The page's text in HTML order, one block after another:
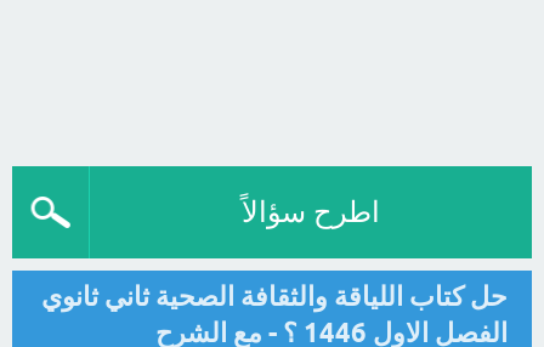
اطرح سؤالاً
حل كتاب اللياقة والثقافة الصحية ثاني ثانوي
الفصل الاول 1446 ؟ - مع الشرح